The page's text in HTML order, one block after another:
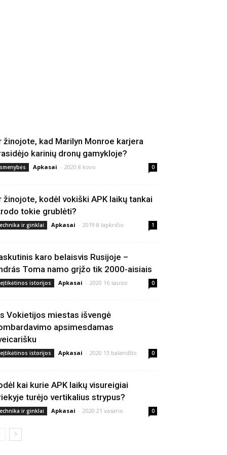
žinojote, kad Marilyn Monroe karjera
karinių dronų gamykloje?
Apkasai - 2020 8 kovo 0
žinojote, kodėl vokiški APK laikų tankai
tokie grublėti?
ir ginklai Apkasai - 2019 8 lapkričio 1
karo belaisvis Rusijoje –
Toma namo grįžo tik 2000-aisiais
istorijos Apkasai - 2020 16 sausio 0
Vokietijos miestas išvengė
apsimesdamas
istorijos Apkasai - 2020 13 balandžio 0
kai kurie APK laikų visureigiai
turėjo vertikalius strypus?
ir ginklai Apkasai - 2020 21 vasario 0